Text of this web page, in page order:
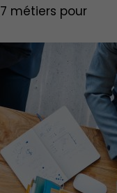
7 métiers pour